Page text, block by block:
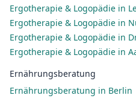
Ergotherapie & Logopädie in
Ergotherapie & Logopädie in
Ergotherapie & Logopädie in
Ergotherapie & Logopädie in
Ernährungsberatung
Ernährungsberatung in Berlin